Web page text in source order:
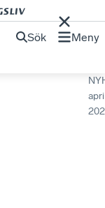
Sök Meny